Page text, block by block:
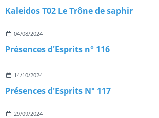
Kaleidos T02 Le Trône de saphir
04/08/2024
Présences d'Esprits n° 116
14/10/2024
Présences d'Esprits N° 117
29/09/2024